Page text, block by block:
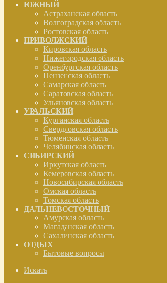
ЮЖНЫЙ
Астраханская область
Волгоградская область
Ростовская область
ПРИВОЛЖСКИЙ
Кировская область
Нижегородская область
Оренбургская область
Пензенская область
Самарская область
Саратовская область
Ульяновская область
УРАЛЬСКИЙ
Курганская область
Свердловская область
Тюменская область
Челябинская область
СИБИРСКИЙ
Иркутская область
Кемеровская область
Новосибирская область
Омская область
Томская область
ДАЛЬНЕВОСТОЧНЫЙ
Амурская область
Магаданская область
Сахалинская область
ОТДЫХ
Бытовые вопросы
Искать